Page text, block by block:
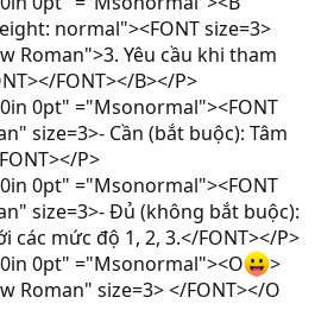
normal"><FONT size=3>
Roman">3. Yêu cầu khi tham
FONT></B></P>
0pt" ="Msonormal"><FONT
size=3>- Cần (bắt buộc): Tâm
P>
0pt" ="Msonormal"><FONT
size=3>- Đủ (không bắt buộc):
mức độ 1, 2, 3.</FONT></P>
0pt" ="Msonormal"><O
>
Roman" size=3> </FONT></O